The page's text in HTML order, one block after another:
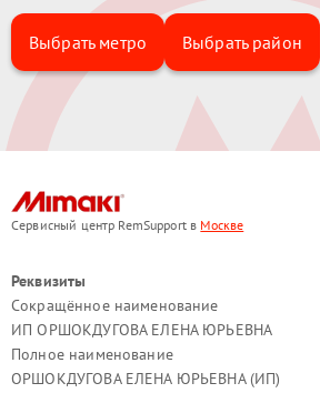
Выбрать метро Выбрать район
Сервисный центр RemSupport в Москве
Реквизиты
Сокращённое наименование
ИП ОРШОКДУГОВА ЕЛЕНА ЮРЬЕВНА
Полное наименование
ОРШОКДУГОВА ЕЛЕНА ЮРЬЕВНА (ИП)